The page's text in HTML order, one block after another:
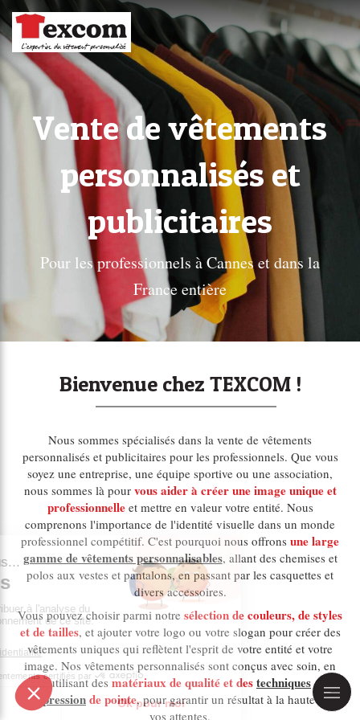
Vente de vêtements
personnalisés et
publicitaires
Pour les professionnels à Cannes et dans la
France entière
Bienvenue chez TEXCOM !
Nous sommes spécialisés dans la vente de vêtements
personnalisés et publicitaires pour les professionnels. Que vous
soyez une entreprise, une équipe sportive ou une association,
nous sommes là pour vous aider à créer une image unique et
professionnelleet mettre en valeur votre entité. Nous
comprenons l'importance de l'identité visuelle dans un monde
professionnel compétitif. C'est pourquoi nous offrons une large
gamme de vêtements personnalisables, allant des chemises et
polos aux vestes et pantalons, en passant par les casquettes et
divers accessoires.
Vous pouvez choisir parmi notre sélection de couleurs, de styles
et de tailles, et ajouter votre logo ou votre slogan pour créer des
vêtements uniques qui reflètent l'esprit de votre entité et votre
image. Nos vêtements personnalisés sont conçus avec soin, en
utilisant desmatériaux de qualité et destechniques
d'impressionde pointe, pour garantir un résultat à la hauteur de
vos attentes.